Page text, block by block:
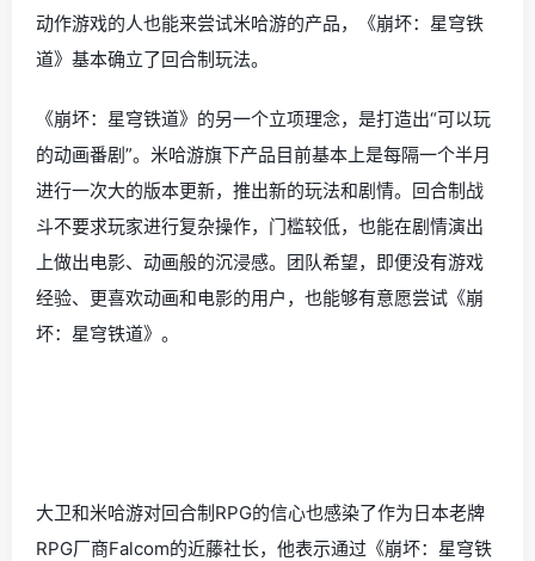
动作游戏的人也能来尝试米哈游的产品，《崩坏：星穹铁
道》基本确立了回合制玩法。
《崩坏：星穹铁道》的另一个立项理念，是打造出“可以玩
的动画番剧”。米哈游旗下产品目前基本上是每隔一个半月
进行一次大的版本更新，推出新的玩法和剧情。回合制战
斗不要求玩家进行复杂操作，门槛较低，也能在剧情演出
上做出电影、动画般的沉浸感。团队希望，即便没有游戏
经验、更喜欢动画和电影的用户，也能够有意愿尝试《崩
坏：星穹铁道》。
大卫和米哈游对回合制RPG的信心也感染了作为日本老牌
RPG厂商Falcom的近藤社长，他表示通过《崩坏：星穹铁